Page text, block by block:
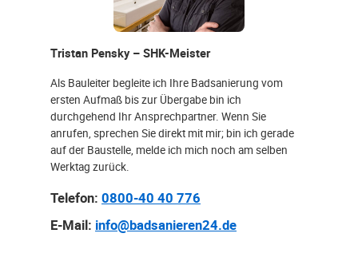
Tristan Pensky – SHK-Meister
Als Bauleiter begleite ich Ihre Badsanierung vom
ersten Aufmaß bis zur Übergabe bin ich
durchgehend Ihr Ansprechpartner. Wenn Sie
anrufen, sprechen Sie direkt mit mir; bin ich gerade
auf der Baustelle, melde ich mich noch am selben
Werktag zurück.
Telefon: 0800-40 40 776
E-Mail: info@badsanieren24.de